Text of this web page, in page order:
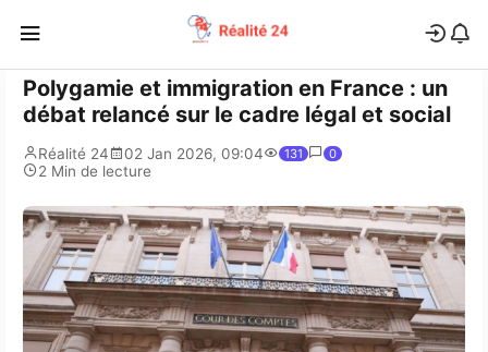
Polygamie et immigration en France : un
débat relancé sur le cadre légal et social
Réalité 24 02 Jan 2026, 09:04 131 0
2 Min de lecture